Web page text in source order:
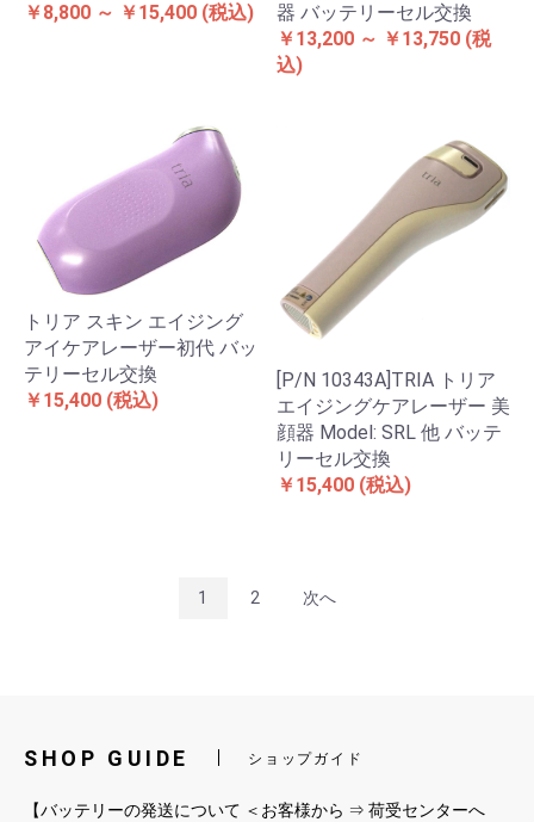
￥8,800 ～ ￥15,400 (税込)
器 バッテリーセル交換
￥13,200 ～ ￥13,750 (税
込)
トリア スキン エイジング
アイケアレーザー初代 バッ
テリーセル交換
￥15,400 (税込)
[P/N 10343A]TRIA トリア
エイジングケアレーザー 美
顔器 Model: SRL 他 バッテ
リーセル交換
￥15,400 (税込)
1 2 次へ
SHOP GUIDE ショップガイド
【バッテリーの発送について ＜お客様から ⇒ 荷受センターへ